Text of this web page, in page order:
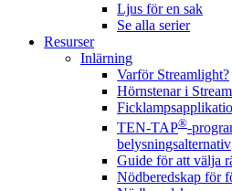
Ljus för en sak
Se alla serier
Resurser
Inlärning
Varför Streamlight?
Hörnstenar i
TEN-TAP®-
belysningsalternativ
Guide för att välja
Nödberedskap för